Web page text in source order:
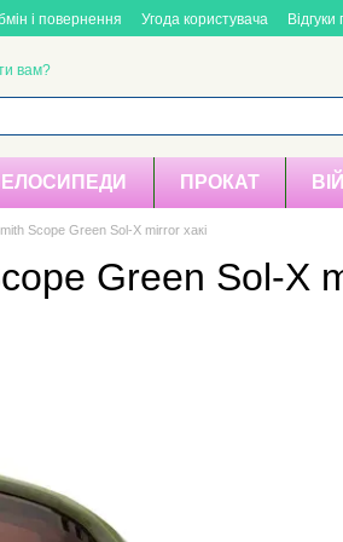
і повернення Угода користувача
вам?
ПРОКАТ
Scope Green Sol-X mirror хакі
Green Sol-X